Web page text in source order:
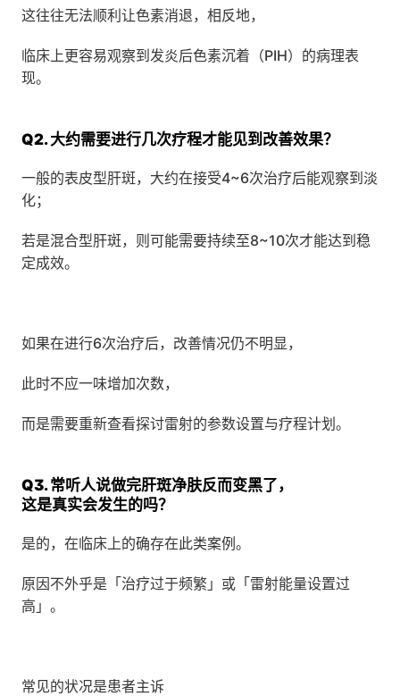
这往往无法顺利让色素消退，相反地，
临床上更容易观察到发炎后色素沉着（PIH）的病理表
现。
Q2. 大约需要进行几次疗程才能见到改善效果？
一般的表皮型肝斑，大约在接受4~6次治疗后能观察到淡
化；
若是混合型肝斑，则可能需要持续至8~10次才能达到稳
定成效。
如果在进行6次治疗后，改善情况仍不明显，
此时不应一味增加次数，
而是需要重新查看探讨雷射的参数设置与疗程计划。
Q3. 常听人说做完肝斑净肤反而变黑了，
这是真实会发生的吗？
是的，在临床上的确存在此类案例。
原因不外乎是「治疗过于频繁」或「雷射能量设置过
高」。
常见的状况是患者主诉